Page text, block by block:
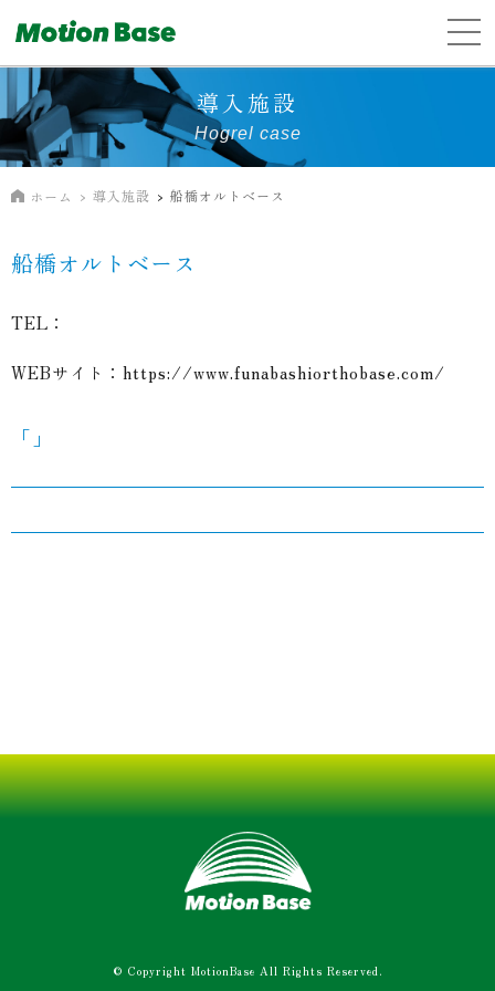
導入施設
Hogrel case
ホーム 導入施設 船橋オルトベース
船橋オルトベース
TEL：
WEBサイト： https://www.funabashiorthobase.com/
「」
© Copyright MotionBase All Rights Reserved.